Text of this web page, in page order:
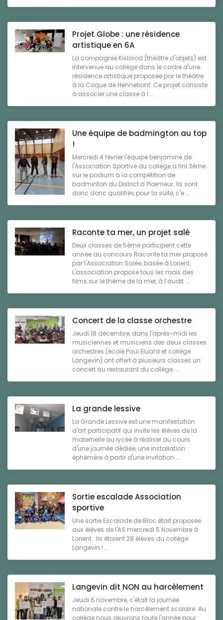
Projet Globe : une résidence
artistique en 6A
La compagnie Kislorod (théâtre d'objets) est
intervenue au collège dans le cadre d'une
résidence artistique proposée par le théâtre
à la Coque de Hennebont. Ce projet consiste
à associer une classe à l ...
Une équipe de badmington au top
!
Mercredi 4 février l'équipe benjamine de
l'Association Sportive du collège a fini 3ème
sur le podium à la compétition de
badminton du District à Plœmeur. Ils sont
donc donc qualifiés pour la suite, c'e ...
Raconte ta mer, un projet salé
Deux classes de 5ème participent cette
année au concours Raconte ta mer proposé
par l'Association Salée, basée à Lorient.
L'association propose tous les mois des
films sur le thème de la mer, à l’audit ...
Concert de la classe orchestre
Jeudi 18 décembre, dans l'après-midi les
musiciennes et musiciens des deux classes
orchestres (école Paul Eluard et collège
Langevin) ont offert à plusieurs classes un
concert au restaurant du collège. ...
La grande lessive
La Grande Lessive est une manifestation
d'art participatif qui invite les élèves de la
maternelle au lycée à réaliser au cours
d'une journée dédiée, une installation
éphémère à partir d'une invitation ...
Sortie escalade Association
sportive
Une sortie Escalade de Bloc était proposée
aux élèves de l'AS mercredi 5 Novembre à
Lorient . Ils étaient 28 élèves du collège
Langevin ! ...
Langevin dit NON au harcèlement
Jeudi 6 novembre, c'était la journée
nationale contre le harcèlement scolaire. Au
collège nous œuvrons toute l'année pour